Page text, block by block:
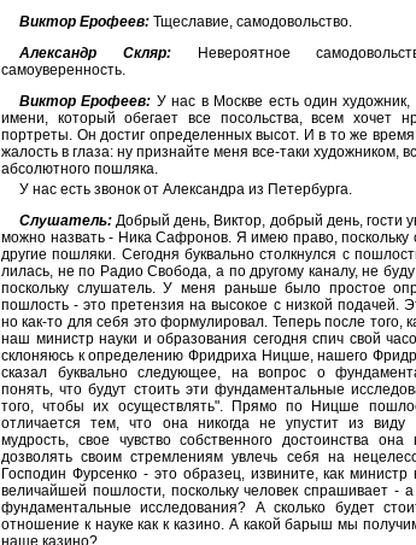
Виктор Ерофеев: Тщеславие, самодовольство.
Александр Скляр:Невероятное
самоуверенность.
Виктор Ерофеев: У нас в Москве есть один художник,
имени, который обегает все посольства, всем хочет
портреты. Он достиг определенных высот. И в то же время
жалость в глаза: ну признайте меня все-таки художником,
абсолютного пошляка.
У нас есть звонок от Александра из Петербурга.
Слушатель: Добрый день, Виктор, добрый день, гости
можно назвать - Ника Сафронов. Я имею право, поскольку
другие пошляки. Сегодня буквально столкнулся с
лилась, не по Радио Свобода, а по другому каналу, не буду
поскольку слушатель. У меня раньше было простое
пошлость - это претензия на высокое с низкой подачей.
но как-то для себя это формулировал. Теперь после того,
наш министр науки и образования сегодня спич свой
склоняюсь к определению Фридриха Ницше, нашего
сказал буквально следующее, на вопрос о
понять, что будут стоить эти фундаментальные
того, чтобы их осуществлять". Прямо по Ницше
отличается тем, что она никогда не упустит из
мудрость, свое чувство собственного достоинства
дозволять своим стремлениям увлечь себя на
Господин Фурсенко - это образец, извините, как министр
величайшей пошлости, поскольку человек спрашивает - а
фундаментальные исследования? А сколько будет
отношение к науке как к казино. А какой барыш мы
наше казино?